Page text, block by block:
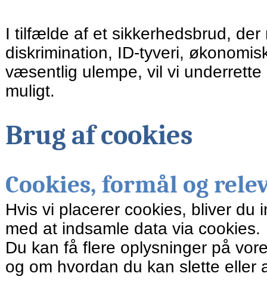
I tilfælde af et sikkerhedsbrud,
diskrimination, ID-tyveri,
væsentlig ulempe, vil vi
muligt.
Brug af cookies
Cookies, formål og
Hvis vi placerer cookies, bliver du
med at indsamle data via cookies.
Du kan få flere oplysninger på
og om hvordan du kan slette eller